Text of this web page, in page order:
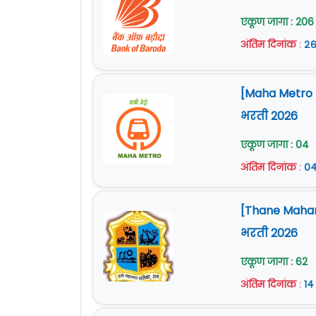
दिनांक १६ ते ३० तारखेपर्यंत व १५
कार्यालयीन वेळेत अर्ज करावे.
अधिक माहिती
www.thane.nic.inया
एकूण जागा : 206
अंतिम दिनांक:
[Maha Metro
भरती 2026
एकूण जागा : 04
अंतिम दिनांक:
[Thane
भरती 2026
एकूण जागा : 62
अंतिम दिनांक: